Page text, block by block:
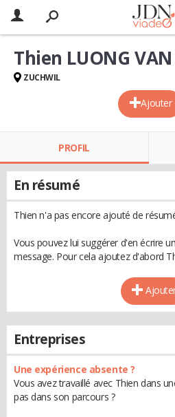
Ajouter
Thien LUONG
ZUCHWIL
PROFIL
En résumé
Thien n'a pas encore ajouté de
Vous pouvez lui suggérer d'en écrire
message. Pour cela ajoutez d'abord
Entreprises
Une expérience absente ?
Vous avez travaillé avec Thien dans
pas dans son parcours ?